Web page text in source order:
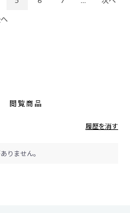
閲覧商品
履歴を消す
りません。